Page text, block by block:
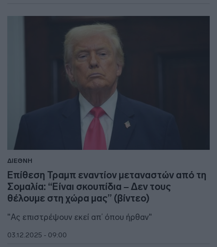
ΔΙΕΘΝΗ
Επίθεση Τραμπ εναντίον μεταναστών από τη
Σομαλία: “Είναι σκουπίδια – Δεν τους
θέλουμε στη χώρα μας” (βίντεο)
"Ας επιστρέψουν εκεί απ’ όπου ήρθαν"
03.12.2025 - 09:00